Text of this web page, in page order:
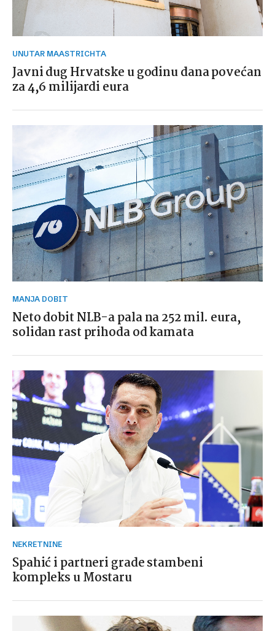
UNUTAR MAASTRICHTA
Javni dug Hrvatske u godinu dana povećan
za 4,6 milijardi eura
MANJA DOBIT
Neto dobit NLB-a pala na 252 mil. eura,
solidan rast prihoda od kamata
NEKRETNINE
Spahić i partneri grade stambeni
kompleks u Mostaru